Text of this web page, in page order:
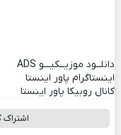
دانلــود موزیــکیـــو ADS
اینستاگرام پاور اینستا
کانال روبیکا پاور اینستا